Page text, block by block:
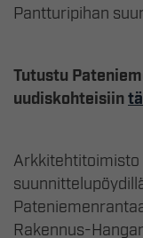
Pantturipihan
Tutustu
uudiskohteisiin
Arkkitehtitoimisto
Rakennus-